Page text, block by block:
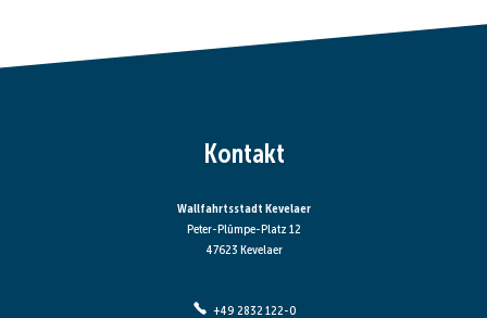
Kontakt
Wallfahrtsstadt Kevelaer
Peter-Plümpe-Platz 12
47623 Kevelaer
+49 2832 122-0